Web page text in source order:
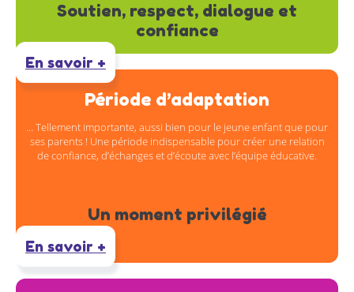
Soutien, respect, dialogue et
confiance
En savoir +
Période d’adaptation
… Tellement importante, aussi bien pour le jeune enfant que pour
ses parents ! Une période indispensable pour créer une relation
de confiance, d’échanges et d’écoute avec l’équipe éducative.
Un moment privilégié
En savoir +